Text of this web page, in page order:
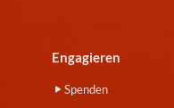
Engagieren
Spenden